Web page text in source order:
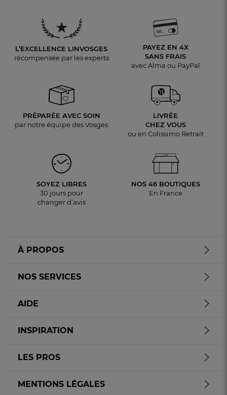
L’EXCELLENCE LINVOSGES
récompensée par les experts
PAYEZ EN 4X
SANS FRAIS
avec Alma ou PayPal
PRÉPARÉE AVEC SOIN
par notre équipe des Vosges
LIVRÉE
CHEZ VOUS
ou en Colissimo Retrait
SOYEZ LIBRES
30 jours pour
changer d’avis
NOS 46 BOUTIQUES
En France
À PROPOS
NOS SERVICES
AIDE
INSPIRATION
LES PROS
MENTIONS LÉGALES